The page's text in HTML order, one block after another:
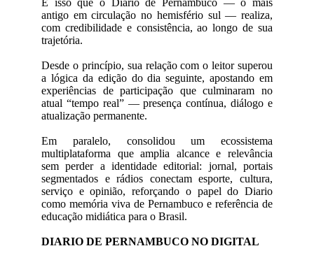
É isso que o Diario de Pernambuco — o mais
antigo em circulação no hemisfério sul — realiza,
com credibilidade e consistência, ao longo de sua
trajetória.
Desde o princípio, sua relação com o leitor superou
a lógica da edição do dia seguinte, apostando em
experiências de participação que culminaram no
atual “tempo real” — presença contínua, diálogo e
atualização permanente.
Em paralelo, consolidou um ecossistema
multiplataforma que amplia alcance e relevância
sem perder a identidade editorial: jornal, portais
segmentados e rádios conectam esporte, cultura,
serviço e opinião, reforçando o papel do Diario
como memória viva de Pernambuco e referência de
educação midiática para o Brasil.
DIARIO DE PERNAMBUCO NO DIGITAL